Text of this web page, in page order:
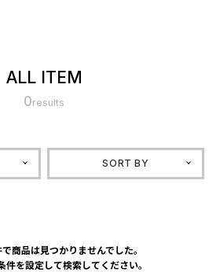
ALL ITEM
0results
SORT BY
商品は見つかりませんでした。
件を設定して検索してください。